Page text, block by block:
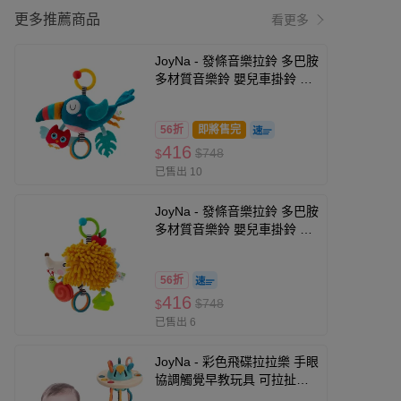
更多推薦商品 看更多
JoyNa - 發條音樂拉鈴 多巴胺
多材質音樂鈴 嬰兒車掛鈴 床
56折 即將售完
$416 $748
已售出 10
JoyNa - 發條音樂拉鈴 多巴胺
多材質音樂鈴 嬰兒車掛鈴 床
56折
$416 $748
已售出 6
JoyNa - 彩色飛碟拉拉樂 手眼
協調觸覺早教玩具 可拉扯玩